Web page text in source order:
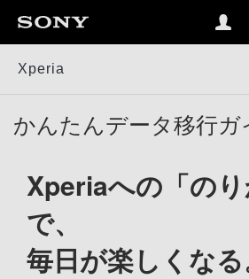
Xperia
かんたんデータ移行ガ
Xperiaへの「のり
で、
毎日が楽しくなる